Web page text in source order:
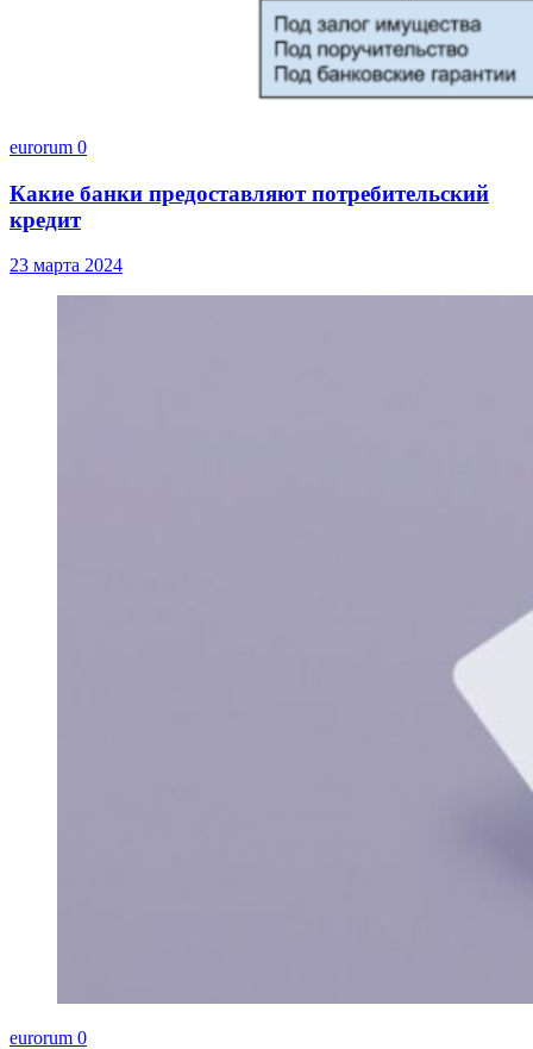
eurorum 0
Какие банки предоставляют потребительский
кредит
23 марта 2024
eurorum 0